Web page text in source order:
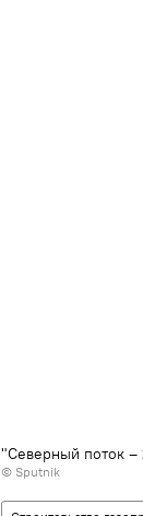
"Северный поток
© Sputnik